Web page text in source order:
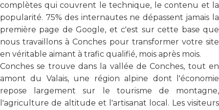
complètes qui couvrent le technique, le contenu et la
popularité. 75% des internautes ne dépassent jamais la
première page de Google, et c'est sur cette base que
nous travaillons à Conches pour transformer votre site
en véritable aimant à trafic qualifié, mois après mois.
Conches se trouve dans la vallée de Conches, tout en
amont du Valais, une région alpine dont l'économie
repose largement sur le tourisme de montagne,
l'agriculture de altitude et l'artisanat local. Les visiteurs